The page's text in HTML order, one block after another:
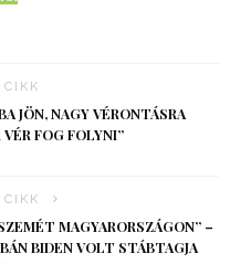
CIKK
JÖN, NAGY VÉRONTÁSRA
FOG FOLYNI”
CIKK
MAGYARORSZÁGON” –
BIDEN VOLT STÁBTAGJA